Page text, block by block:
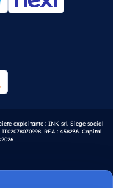
exploitante : INK srl. Siege social
REA : 458236. Capital